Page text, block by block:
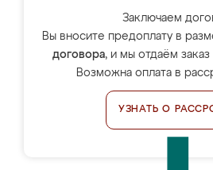
Заключаем
Вы вносите предоплату в
договора, и мы отдаём
Возможна оплата в
УЗНАТЬ О